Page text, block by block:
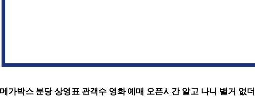
메가박스 분당 상영표 관객수 영화 예매 오픈시간 알고 나니 별거 없